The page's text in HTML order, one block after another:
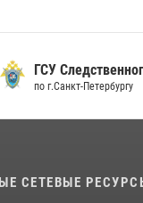
ГСУ
по г.Санкт-Петербургу
СЕТЕВЫЕ